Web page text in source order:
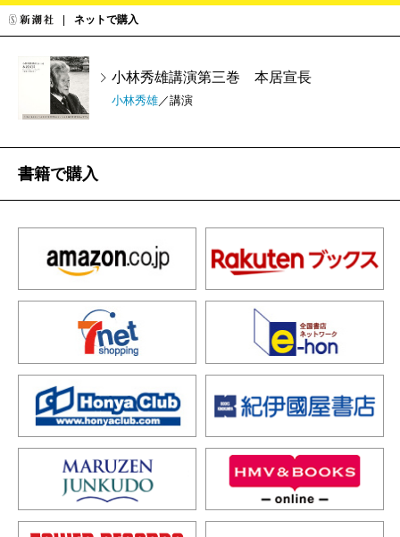
ネットで購入
小林秀雄講演第三巻 本居宣長
小林秀雄 ／講演
書籍で購入